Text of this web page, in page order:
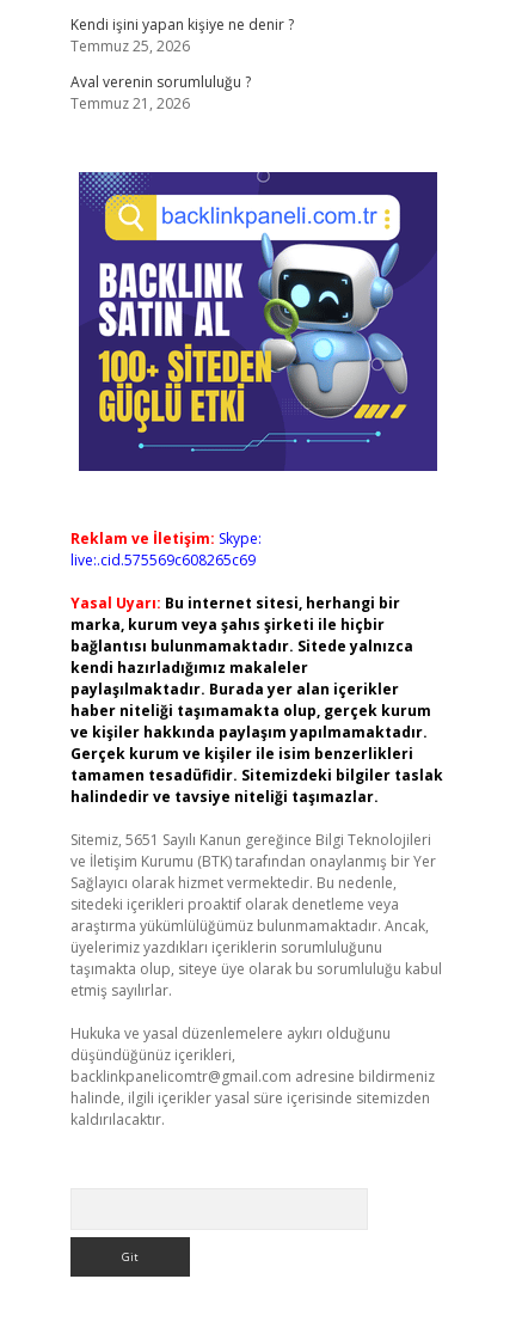
Kendi işini yapan kişiye ne denir ?
Temmuz 25, 2026
Aval verenin sorumluluğu ?
Temmuz 21, 2026
Reklam ve İletişim: Skype:
live:.cid.575569c608265c69
Yasal Uyarı: Bu internet sitesi, herhangi bir
marka, kurum veya şahıs şirketi ile hiçbir
bağlantısı bulunmamaktadır. Sitede yalnızca
kendi hazırladığımız makaleler
paylaşılmaktadır. Burada yer alan içerikler
haber niteliği taşımamakta olup, gerçek kurum
ve kişiler hakkında paylaşım yapılmamaktadır.
Gerçek kurum ve kişiler ile isim benzerlikleri
tamamen tesadüfidir. Sitemizdeki bilgiler taslak
halindedir ve tavsiye niteliği taşımazlar.
Sitemiz, 5651 Sayılı Kanun gereğince Bilgi Teknolojileri
ve İletişim Kurumu (BTK) tarafından onaylanmış bir Yer
Sağlayıcı olarak hizmet vermektedir. Bu nedenle,
sitedeki içerikleri proaktif olarak denetleme veya
araştırma yükümlülüğümüz bulunmamaktadır. Ancak,
üyelerimiz yazdıkları içeriklerin sorumluluğunu
taşımakta olup, siteye üye olarak bu sorumluluğu kabul
etmiş sayılırlar.
Hukuka ve yasal düzenlemelere aykırı olduğunu
düşündüğünüz içerikleri,
backlinkpanelicomtr@gmail.com adresine bildirmeniz
halinde, ilgili içerikler yasal süre içerisinde sitemizden
kaldırılacaktır.